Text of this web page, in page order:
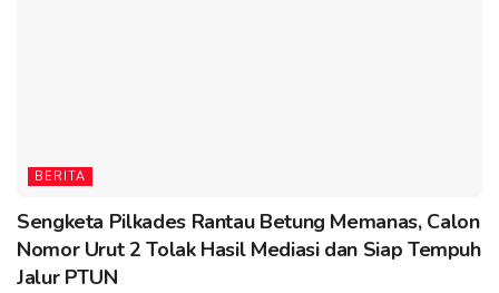
BERITA
Sengketa Pilkades Rantau Betung Memanas, Calon
Nomor Urut 2 Tolak Hasil Mediasi dan Siap Tempuh
Jalur PTUN